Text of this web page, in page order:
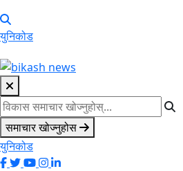
युनिकोड
समाचार खोज्नुहोस
युनिकोड